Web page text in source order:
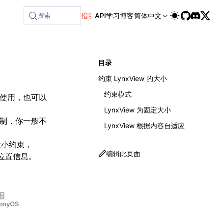
at /next/zh/llms-full.txt, and this page is available
搜索 指引API学习博客简体中文
用，也可以
，你一般不
约束，
信息。
目录
约束 LynxView 的大小
约束模式
LynxView 为固定大小
LynxView 根据内容自适应
编辑此页面